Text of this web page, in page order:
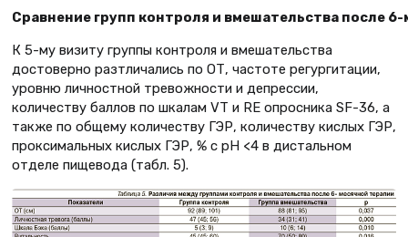
Сравнение групп контроля и вмешательства после
К 5-му визиту группы контроля и вмешательства
достоверно разтличались по ОТ, частоте регургитации,
уровню личностной тревожности и депрессии,
количеству баллов по шкалам VT и RE опросника SF-36, а
также по общему количеству ГЭР, количеству кислых ГЭР,
проксимальных кислых ГЭР, % с рН <4 в дистальном
отделе пищевода (табл. 5).